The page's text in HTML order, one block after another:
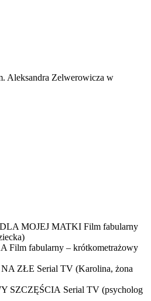
Aleksandra Zelwerowicza w
MOJEJ MATKI Film fabularny
Film fabularny – krótkometrażowy
ZŁE Serial TV (Karolina, żona
SZCZĘŚCIA Serial TV (psycholog